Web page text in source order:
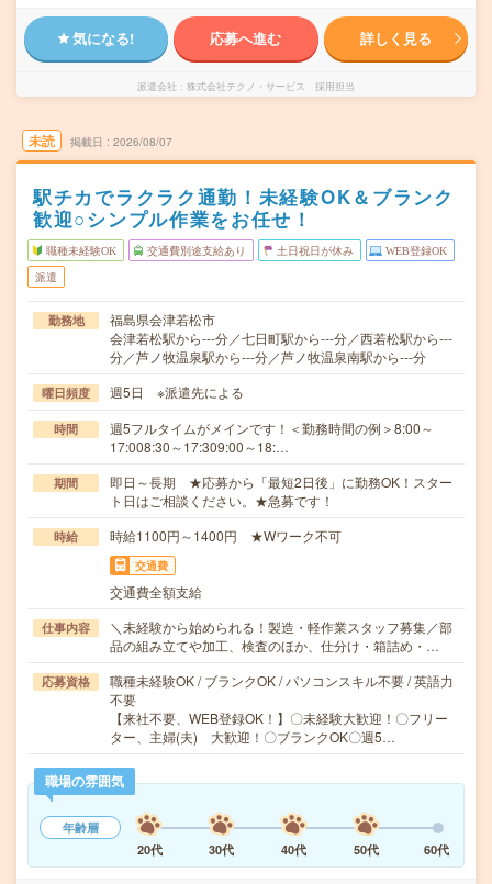
気になる! 応募へ進む 詳しく見る
派遣会社 株式会社テクノ・サービス 採用担当
未読 掲載日 2026/08/07
駅チカでラクラク通勤！未経験OK＆ブランク
歓迎○シンプル作業をお任せ！
職種未経験OK 交通費別途支給あり 土日祝日が休み WEB登録OK
派遣
勤務地
福島県会津若松市
会津若松駅から---分／七日町駅から---分／西若松駅から---
分／芦ノ牧温泉駅から---分／芦ノ牧温泉南駅から---分
曜日頻度 週5日 ※派遣先による
時間
週5フルタイムがメインです！＜勤務時間の例＞8:00～
17:008:30～17:309:00～18:…
期間
即日～長期 ★応募から「最短2日後」に勤務OK！スター
ト日はご相談ください。★急募です！
時給 時給1100円～1400円 ★Wワーク不可
交通費
交通費全額支給
仕事内容
＼未経験から始められる！製造・軽作業スタッフ募集／部
品の組み立てや加工、検査のほか、仕分け・箱詰め・…
応募資格
職種未経験OK / ブランクOK / パソコンスキル不要 / 英語力
不要
【来社不要、WEB登録OK！】〇未経験大歓迎！〇フリー
ター、主婦(夫) 大歓迎！〇ブランクOK〇週5…
職場の雰囲気
年齢層
20代
30代 40代 50代 60代